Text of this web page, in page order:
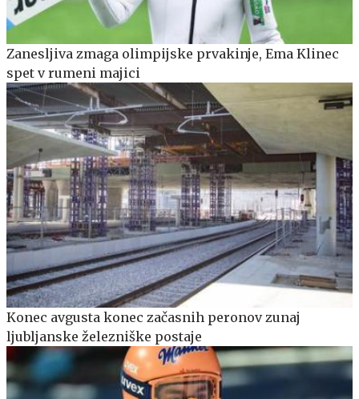
Zanesljiva zmaga olimpijske prvakinje, Ema Klinec
spet v rumeni majici
Konec avgusta konec začasnih peronov zunaj
ljubljanske železniške postaje